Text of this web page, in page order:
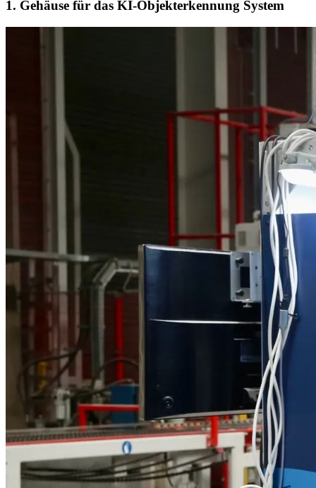
1. Gehäuse für das KI-Objekterkennung System